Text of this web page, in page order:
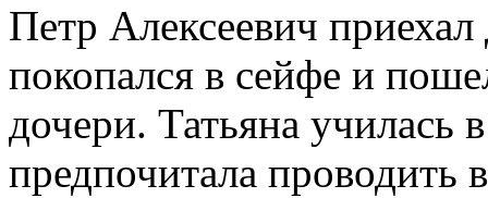
Петр Алексеевич
покопался в сейфе и
дочери. Татьяна училась
предпочитала проводить